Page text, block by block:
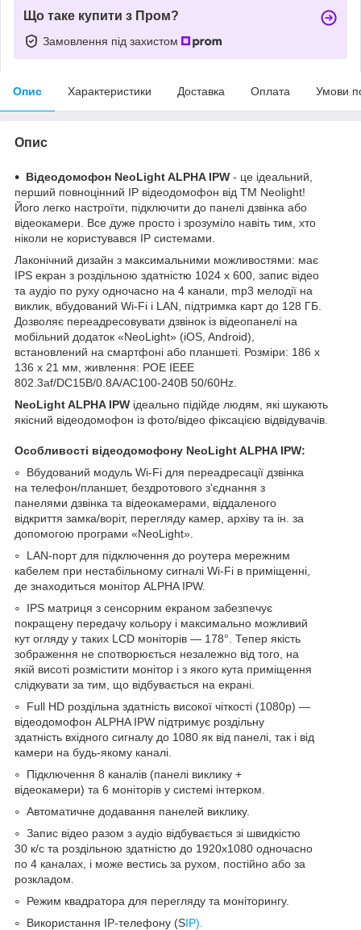
Що таке купити з Пром?
Замовлення під захистом
Опис Характеристики Доставка Оплата Умови
Опис
Відеодомофон NeoLight ALPHA IPW - це ідеальний,
перший повноцінний IP відеодомофон від TM Neolight!
Його легко настроїти, підключити до панелі дзвінка або
відеокамери. Все дуже просто і зрозуміло навіть тим, хто
ніколи не користувався IP системами.
Лаконічний дизайн з максимальними можливостями: має
IPS екран з роздільною здатністю 1024 х 600, запис відео
та аудіо по руху одночасно на 4 канали, mp3 мелодії на
виклик, вбудований Wi-Fi і LAN, підтримка карт до 128 ГБ.
Дозволяє переадресовувати дзвінок із відеопанелі на
мобільний додаток «NeoLight» (iOS, Android),
встановлений на смартфоні або планшеті. Розміри: 186 х
136 х 21 мм, живлення: POE IEEE
802.3af/DC15В/0.8A/AC100-240В 50/60Hz.
NeoLight ALPHA IPW ідеально підійде людям, які шукають
якісний відеодомофон із фото/відео фіксацією відвідувачів.
Особливості відеодомофону NeoLight ALPHA IPW:
Вбудований модуль Wi-Fi для переадресації дзвінка
на телефон/планшет, бездротового з'єднання з
панелями дзвінка та відеокамерами, віддаленого
відкриття замка/воріт, перегляду камер, архіву та ін. за
допомогою програми «NeoLight».
LAN-порт для підключення до роутера мережним
кабелем при нестабільному сигналі Wi-Fi в приміщенні,
де знаходиться монітор ALPHA IPW.
IPS матриця з сенсорним екраном забезпечує
покращену передачу кольору і максимально можливий
кут огляду у таких LCD моніторів — 178°. Тепер якість
зображення не спотворюється незалежно від того, на
якій висоті розмістити монітор і з якого кута приміщення
слідкувати за тим, що відбувається на екрані.
Full HD роздільна здатність високої чіткості (1080р) —
відеодомофон ALPHA IPW підтримує роздільну
здатність вхідного сигналу до 1080 як від панелі, так і від
камери на будь-якому каналі.
Підключення 8 каналів (панелі виклику +
відеокамери) та 6 моніторів у системі інтерком.
Автоматичне додавання панелей виклику.
Запис відео разом з аудіо відбувається зі швидкістю
30 к/с та роздільною здатністю до 1920х1080 одночасно
по 4 каналах, і може вестись за рухом, постійно або за
розкладом.
Режим квадратора для перегляду та моніторингу.
Використання IP-телефону (SIP).